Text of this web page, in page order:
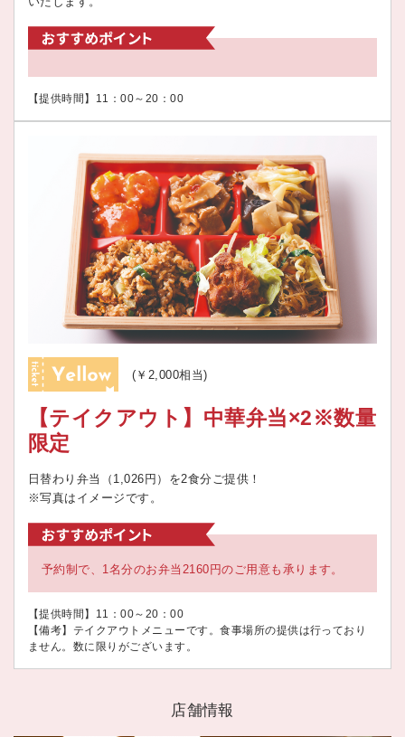
【提供時間】11：00～20：00
(￥2,000相当)
【テイクアウト】中華弁当×2※数量
限定
日替わり弁当（1,026円）を2食分ご提供！
※写真はイメージです。
予約制で、1名分のお弁当2160円のご用意も承ります。
【提供時間】11：00～20：00
【備考】テイクアウトメニューです。食事場所の提供は行っており
ません。数に限りがございます。
店舗情報